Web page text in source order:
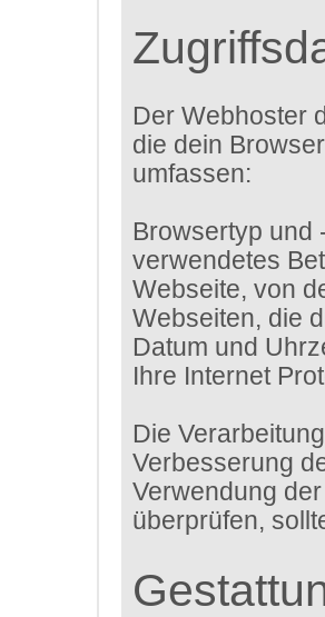
Der Webhoster
die dein
umfassen:
Browsertyp und
verwendetes
Webseite, von
Webseiten, die
Datum und
Ihre Internet
Die
Verbesserung
Verwendung
überprüfen,